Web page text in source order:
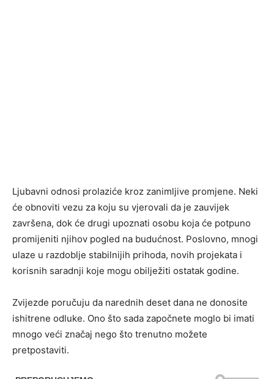
Ljubavni odnosi prolaziće kroz zanimljive promjene. Neki
će obnoviti vezu za koju su vjerovali da je zauvijek
završena, dok će drugi upoznati osobu koja će potpuno
promijeniti njihov pogled na budućnost. Poslovno, mnogi
ulaze u razdoblje stabilnijih prihoda, novih projekata i
korisnih saradnji koje mogu obilježiti ostatak godine.
Zvijezde poručuju da narednih deset dana ne donosite
ishitrene odluke. Ono što sada započnete moglo bi imati
mnogo veći značaj nego što trenutno možete
pretpostaviti.